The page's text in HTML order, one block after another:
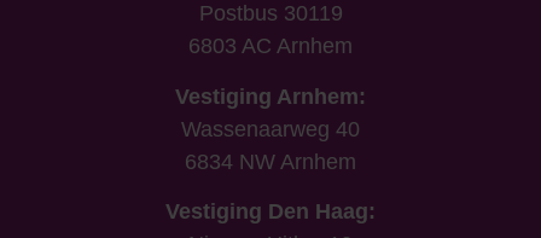
Postbus 30119
6803 AC Arnhem
Vestiging Arnhem:
Wassenaarweg 40
6834 NW Arnhem
Vestiging Den Haag: